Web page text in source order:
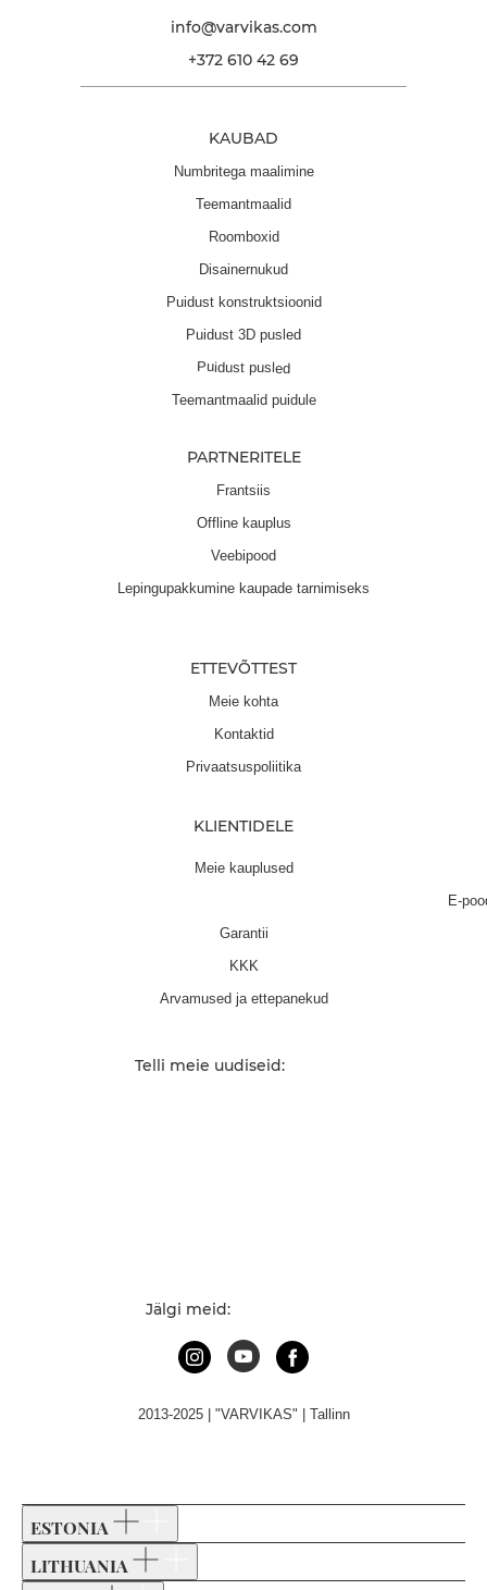
Kontaktid
Privaatsuspoliitika
Meie kohta
ETTEVÕTTEST
Lepingupakkumine kaupade tarnimiseks
Veebipood
Offline kauplus
Frantsiis
PARTNERITELE
Puidust konstruktsioonid
Disainernukud
Roomboxid
Puidust 3D pusled
Teemantmaalid
Numbritega maalimine
KAUBAD
Puidust pusled
Teemantmaalid puidule
2013-2025 | "VARVIKAS" | Tallinn
info@varvikas.com
Jälgi meid:
Telli meie uudiseid:
+372 610 42 69
KLIENTIDELE
Meie kauplused
Arvamused ja ettepanekud
KKK
Garantii
E-
ESTONIA
LITHUANIA